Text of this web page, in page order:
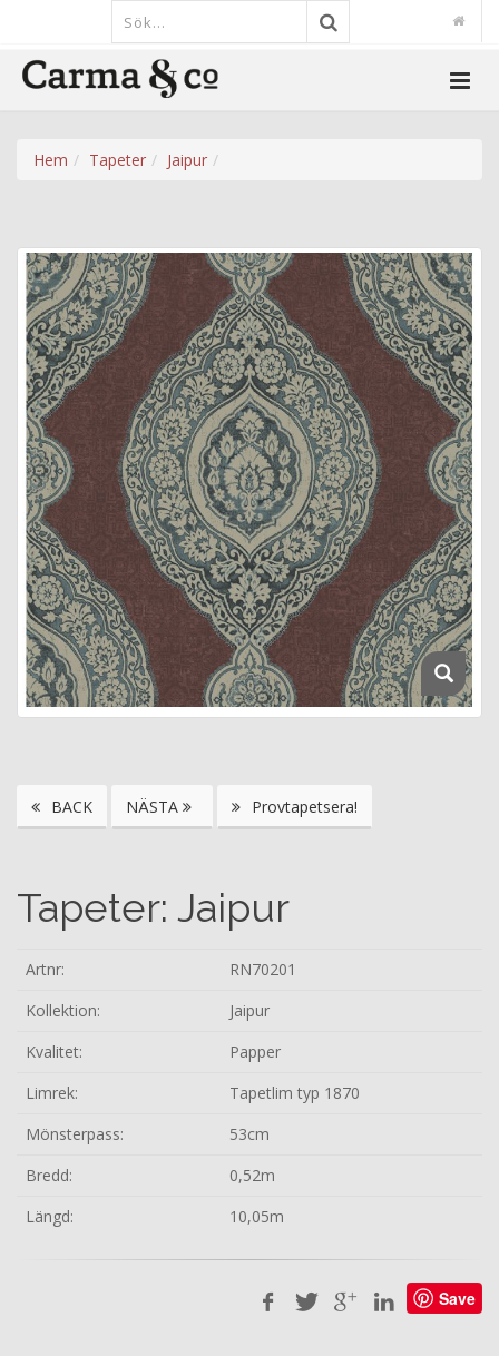
Hem Tapeter Jaipur
BACK NÄSTA Provtapetsera!
Tapeter: Jaipur
Artnr:
RN70201
Kollektion:
Jaipur
Kvalitet:
Papper
Limrek:
Tapetlim typ 1870
Mönsterpass:
53cm
Bredd:
0,52m
Längd:
10,05m
Save